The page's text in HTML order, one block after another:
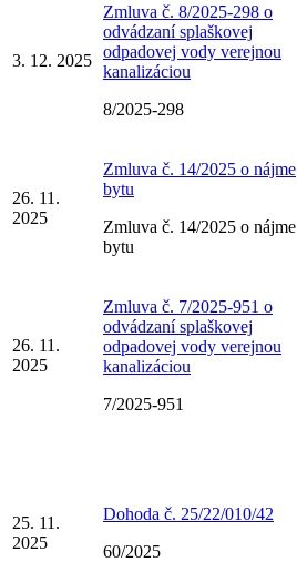
3. 12. 2025
Zmluva č. 8/2025-298 o
odvádzaní splaškovej
odpadovej vody verejnou
kanalizáciou
8/2025-298
26. 11.
2025
Zmluva č. 14/2025 o nájme
bytu
Zmluva č. 14/2025 o nájme
bytu
26. 11.
2025
Zmluva č. 7/2025-951 o
odvádzaní splaškovej
odpadovej vody verejnou
kanalizáciou
7/2025-951
25. 11.
2025
Dohoda č. 25/22/010/42
60/2025